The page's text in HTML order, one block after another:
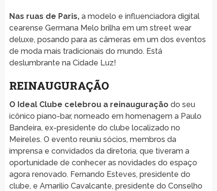
Nas ruas de Paris,a modelo e influenciadora digital
cearense Germana Melo brilha em um street wear
deluxe, posando para as câmeras em um dos eventos
de moda mais tradicionais do mundo. Está
deslumbrante na Cidade Luz!
REINAUGURAÇÃO
O Ideal Clube celebrou a reinauguração do seu
icônico piano-bar, nomeado em homenagem a Paulo
Bandeira, ex-presidente do clube localizado no
Meireles. O evento reuniu sócios, membros da
imprensa e convidados da diretoria, que tiveram a
oportunidade de conhecer as novidades do espaço
agora renovado. Fernando Esteves, presidente do
clube, e Amarilio Cavalcante, presidente do Conselho